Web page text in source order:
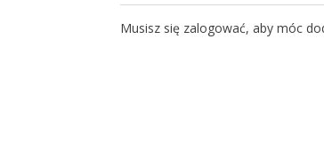
Musisz się zalogować, aby móc